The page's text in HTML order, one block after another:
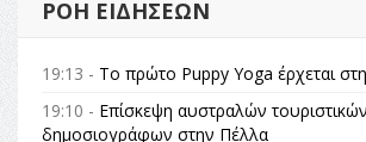
ΡΟΉ ΕΙΔΉΣΕΩΝ
19:13 - Το πρώτο Puppy Yoga έρχεται
19:10 - Επίσκεψη αυστραλών τουριστικών
δημοσιογράφων στην Πέλλα